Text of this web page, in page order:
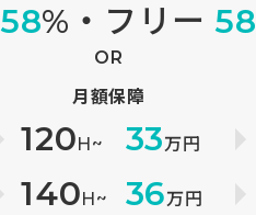
58%・フリー 58
OR
月額保障
120H~ 33万円
140H~ 36万円